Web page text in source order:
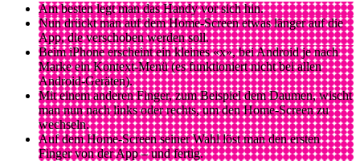
Am besten legt man das Handy vor sich hin.
Nun drückt man auf dem Home-Screen etwas länger auf die
App, die verschoben werden soll.
Beim iPhone erscheint ein kleines «x», bei Android je nach
Marke ein Kontext-Menü (es funktioniert nicht bei allen
Android-Geräten).
Mit einem anderen Finger, zum Beispiel dem Daumen, wischt
man nun nach links oder rechts, um den Home-Screen zu
wechseln.
Auf dem Home-Screen seiner Wahl löst man den ersten
Finger von der App – und fertig.